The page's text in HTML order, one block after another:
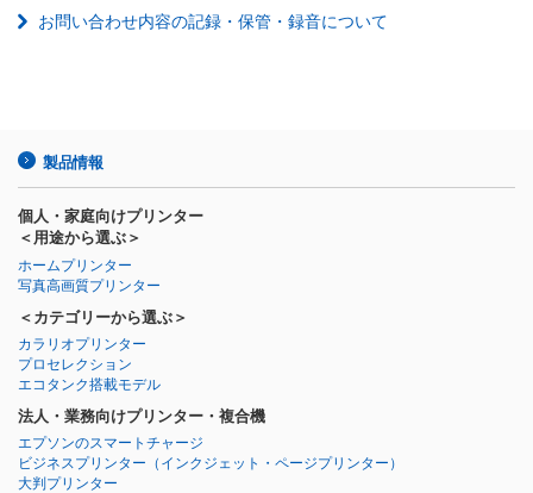
お問い合わせ内容の記録・保管・録音について
製品情報
個人・家庭向けプリンター
＜用途から選ぶ＞
ホームプリンター
写真高画質プリンター
＜カテゴリーから選ぶ＞
カラリオプリンター
プロセレクション
エコタンク搭載モデル
法人・業務向けプリンター・複合機
エプソンのスマートチャージ
ビジネスプリンター （インクジェット・ページプリンター）
大判プリンター